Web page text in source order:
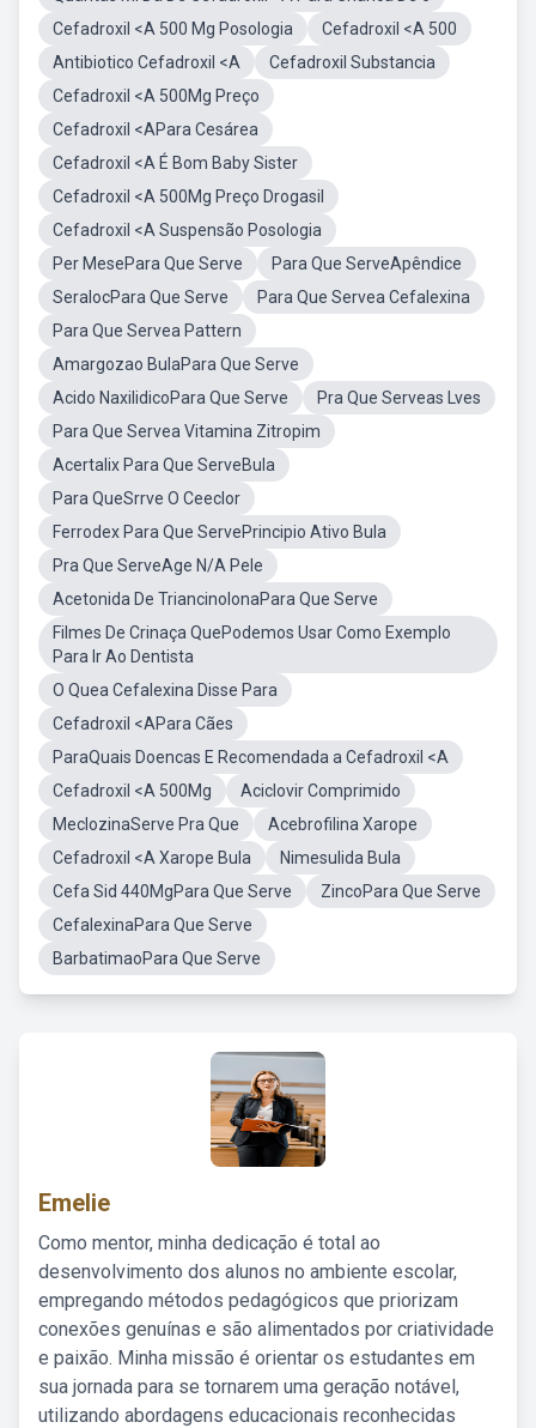
Cefadroxil <A 500 Mg Posologia
Cefadroxil <A 500
Antibiotico Cefadroxil <A
Cefadroxil Substancia
Cefadroxil <A 500Mg Preço
Cefadroxil <APara Cesárea
Cefadroxil <A É Bom Baby Sister
Cefadroxil <A 500Mg Preço Drogasil
Cefadroxil <A Suspensão Posologia
Per MesePara Que Serve
Para Que ServeApêndice
SeralocPara Que Serve
Para Que Servea Cefalexina
Para Que Servea Pattern
Amargozao BulaPara Que Serve
Acido NaxilidicoPara Que Serve
Pra Que Serveas Lves
Para Que Servea Vitamina Zitropim
Acertalix Para Que ServeBula
Para QueSrrve O Ceeclor
Ferrodex Para Que ServePrincipio Ativo Bula
Pra Que ServeAge N/A Pele
Acetonida De TriancinolonaPara Que Serve
Filmes De Crinaça QuePodemos Usar Como Exemplo
Para Ir Ao Dentista
O Quea Cefalexina Disse Para
Cefadroxil <APara Cães
ParaQuais Doencas E Recomendada a Cefadroxil <A
Cefadroxil <A 500Mg
Aciclovir Comprimido
MeclozinaServe Pra Que
Acebrofilina Xarope
Cefadroxil <A Xarope Bula
Nimesulida Bula
Cefa Sid 440MgPara Que Serve
ZincoPara Que Serve
CefalexinaPara Que Serve
BarbatimaoPara Que Serve
Emelie
Como mentor, minha dedicação é total ao
desenvolvimento dos alunos no ambiente escolar,
empregando métodos pedagógicos que priorizam
conexões genuínas e são alimentados por criatividade
e paixão. Minha missão é orientar os estudantes em
sua jornada para se tornarem uma geração notável,
utilizando abordagens educacionais reconhecidas